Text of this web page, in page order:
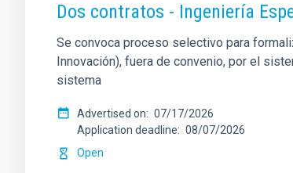
Dos contratos - Ingeniería
Se convoca proceso selectivo para
Innovación), fuera de convenio, por el
sistema
Advertised on
07/17/2026
Application deadline
08/07/2026
Open